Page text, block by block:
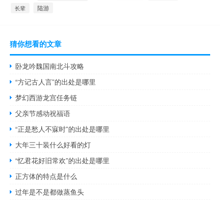
长辈 陆游
猜你想看的文章
卧龙吟魏国南北斗攻略
“方记古人言”的出处是哪里
梦幻西游龙宫任务链
父亲节感动祝福语
“正是愁人不寐时”的出处是哪里
大年三十装什么好看的灯
“忆君花好旧常欢”的出处是哪里
正方体的特点是什么
过年是不是都做蒸鱼头